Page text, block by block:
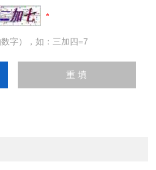
字），如：三加四=7